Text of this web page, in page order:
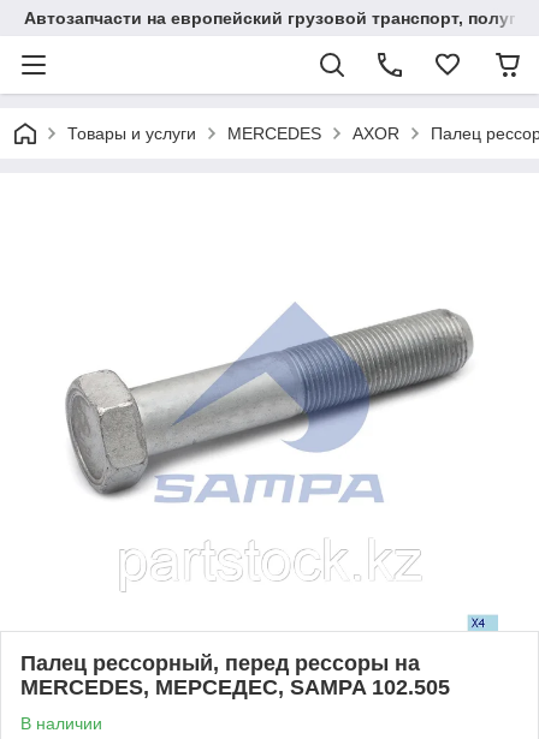
Автозапчасти на европейский грузовой транспорт,
Товары и услуги MERCEDES AXOR Палец
Палец рессорный, перед рессоры на
MERCEDES, МЕРСЕДЕС, SAMPA 102.505
В наличии